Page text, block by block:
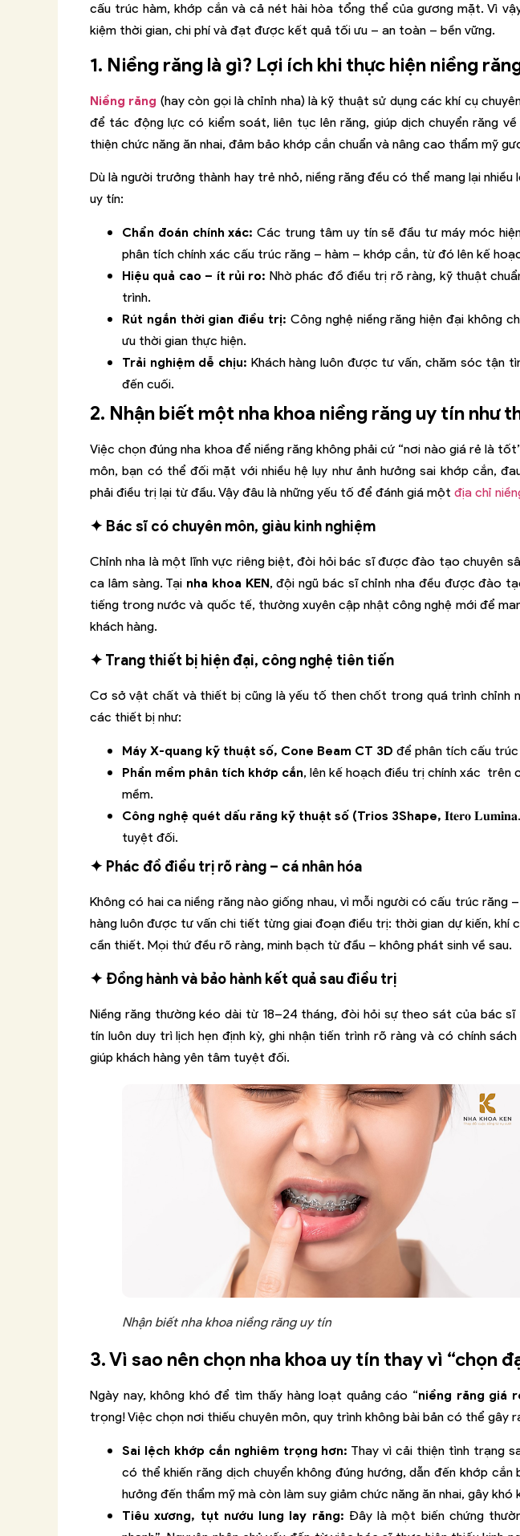
cấu trúc hàm, khớp cắn và cả nét hài hòa tổng thể của gương mặt. Vì
kiệm thời gian, chi phí và đạt được kết quả tối ưu – an toàn – bền vững.
1. Niềng răng là gì? Lợi ích khi thực hiện niềng
Niềng răng (hay còn gọi là chỉnh nha) là kỹ thuật sử dụng các khí cụ
để tác động lực có kiểm soát, liên tục lên răng, giúp dịch chuyển răng
thiện chức năng ăn nhai, đảm bảo khớp cắn chuẩn và nâng cao thẩm mỹ
Dù là người trưởng thành hay trẻ nhỏ, niềng răng đều có thể mang lại
uy tín:
Chẩn đoán chính xác: Các trung tâm uy tín sẽ đầu tư máy móc
phân tích chính xác cấu trúc răng – hàm – khớp cắn, từ đó lên kế
Hiệu quả cao – ít rủi ro: Nhờ phác đồ điều trị rõ ràng, kỹ thuật
trình.
Rút ngắn thời gian điều trị: Công nghệ niềng răng hiện đại không
ưu thời gian thực hiện.
Trải nghiệm dễ chịu: Khách hàng luôn được tư vấn, chăm sóc tận
đến cuối.
2. Nhận biết một nha khoa niềng răng uy tín như
Việc chọn đúng nha khoa để niềng răng không phải cứ “nơi nào giá rẻ là
môn, bạn có thể đối mặt với nhiều hệ lụy như ảnh hưởng sai khớp cắn,
phải điều trị lại từ đầu. Vậy đâu là những yếu tố để đánh giá một địa chỉ
✦ Bác sĩ có chuyên môn, giàu kinh nghiệm
Chỉnh nha là một lĩnh vực riêng biệt, đòi hỏi bác sĩ được đào tạo chuyên
ca lâm sàng. Tại nha khoa KEN, đội ngũ bác sĩ chỉnh nha đều được đào
tiếng trong nước và quốc tế, thường xuyên cập nhật công nghệ mới để
khách hàng.
✦ Trang thiết bị hiện đại, công nghệ tiên tiến
Cơ sở vật chất và thiết bị cũng là yếu tố then chốt trong quá trình chỉnh
các thiết bị như:
Máy X-quang kỹ thuật số, Cone Beam CT 3D để phân tích cấu trúc
Phần mềm phân tích khớp cắn, lên kế hoạch điều trị chính xác
mềm.
Công nghệ quét dấu răng kỹ thuật số (Trios 3Shape, 𝐈𝐭𝐞𝐫𝐨 𝐋𝐮𝐦𝐢𝐧𝐚
tuyệt đối.
✦ Phác đồ điều trị rõ ràng – cá nhân hóa
Không có hai ca niềng răng nào giống nhau, vì mỗi người có cấu trúc răng
hàng luôn được tư vấn chi tiết từng giai đoạn điều trị: thời gian dự kiến, khí
cần thiết. Mọi thứ đều rõ ràng, minh bạch từ đầu – không phát sinh về sau.
✦ Đồng hành và bảo hành kết quả sau điều trị
Niềng răng thường kéo dài từ 18–24 tháng, đòi hỏi sự theo sát của bác
tín luôn duy trì lịch hẹn định kỳ, ghi nhận tiến trình rõ ràng và có chính sách
giúp khách hàng yên tâm tuyệt đối.
Nhận biết nha khoa niềng răng uy tín
3. Vì sao nên chọn nha khoa uy tín thay vì “chọn
Ngày nay, không khó để tìm thấy hàng loạt quảng cáo “niềng răng giá
trọng! Việc chọn nơi thiếu chuyên môn, quy trình không bài bản có thể gây
Sai lệch khớp cắn nghiêm trọng hơn: Thay vì cải thiện tình trạng
có thể khiến răng dịch chuyển không đúng hướng, dẫn đến khớp cắn
hưởng đến thẩm mỹ mà còn làm suy giảm chức năng ăn nhai, gây khó
Tiêu xương, tụt nướu lung lay răng: Đây là một biến chứng